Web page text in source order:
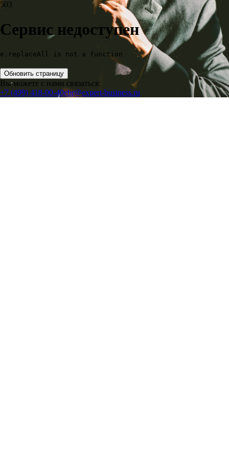
503
Сервис недоступен
e.replaceAll is not a function
Обновить страницу
Вы можете с нами связаться:
+7 (499) 418-00-40ebr@expert-business.ru